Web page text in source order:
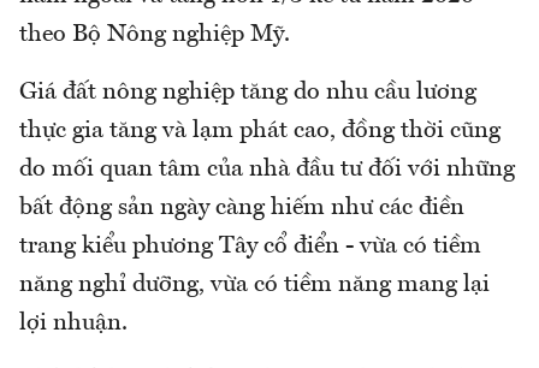
theo Bộ Nông nghiệp Mỹ.
Giá đất nông nghiệp tăng do nhu cầu lương
thực gia tăng và lạm phát cao, đồng thời cũng
do mối quan tâm của nhà đầu tư đối với những
bất động sản ngày càng hiếm như các điền
trang kiểu phương Tây cổ điển - vừa có tiềm
năng nghỉ dưỡng, vừa có tiềm năng mang lại
lợi nhuận.